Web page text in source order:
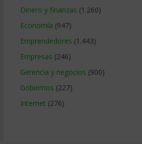
Dinero y finanzas (1.260)
Economía (947)
Emprendedores (1.443)
Empresas (246)
Gerencia y negocios (900)
Gobiernos (227)
Internet (276)